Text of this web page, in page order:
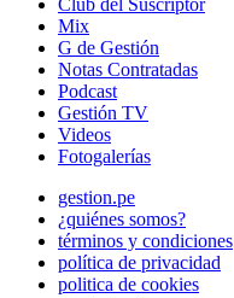
Club del Suscriptor
Mix
G de Gestión
Notas Contratadas
Podcast
Gestión TV
Videos
Fotogalerías
gestion.pe
¿quiénes somos?
términos y condiciones
política de privacidad
politica de cookies